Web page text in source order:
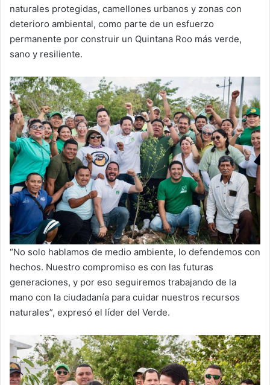
naturales protegidas, camellones urbanos y zonas con
deterioro ambiental, como parte de un esfuerzo
permanente por construir un Quintana Roo más verde,
sano y resiliente.
“No solo hablamos de medio ambiente, lo defendemos con
hechos. Nuestro compromiso es con las futuras
generaciones, y por eso seguiremos trabajando de la
mano con la ciudadanía para cuidar nuestros recursos
naturales”, expresó el líder del Verde.